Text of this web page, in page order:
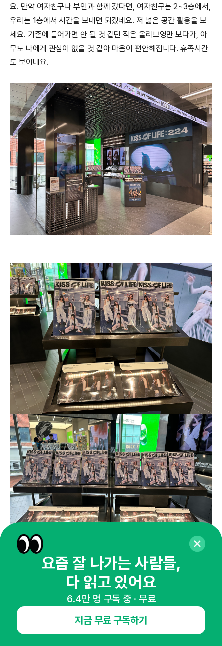
요. 만약 여자친구나 부인과 함께 갔다면, 여자친구는 2~3층에서,
우리는 1층에서 시간을 보내면 되겠네요. 저 넓은 공간 활용을 보
세요. 기존에 들어가면 안 될 것 같던 작은 올리브영만 보다가, 아
무도 나에게 관심이 없을 것 같아 마음이 편안해집니다. 휴족시간
도 보이네요.
요즘 잘 나가는 사람들,
다 읽고 있어요
6.4만 명 구독 중 · 무료
지금 무료 구독하기